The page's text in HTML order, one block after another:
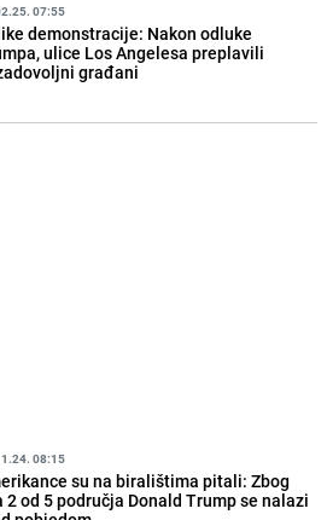
07:55
demonstracije: Nakon odluke
ulice Los Angelesa preplavili
građani
08:15
su na biralištima pitali: Zbog
2 od 5 područja Donald Trump se nalazi